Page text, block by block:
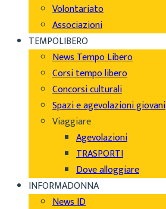
Volontariato
Associazioni
TEMPOLIBERO
News Tempo Libero
Corsi tempo libero
Concorsi culturali
Spazi e agevolazioni giovani
Viaggiare
Agevolazioni
TRASPORTI
Dove alloggiare
INFORMADONNA
News ID